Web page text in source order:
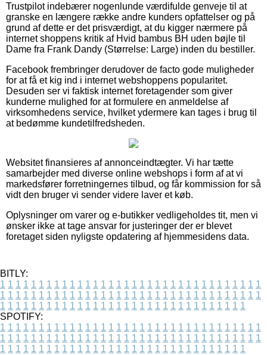
Trustpilot indebærer nogenlunde værdifulde genveje til at
granske en længere række andre kunders opfattelser og på
grund af dette er det prisværdigt, at du kigger nærmere på
internet shoppens kritik af Hvid bambus BH uden bøjle til
Dame fra Frank Dandy (Størrelse: Large) inden du bestiller.
Facebook frembringer derudover de facto gode muligheder
for at få et kig ind i internet webshoppens popularitet.
Desuden ser vi faktisk internet foretagender som giver
kunderne mulighed for at formulere en anmeldelse af
virksomhedens service, hvilket ydermere kan tages i brug til
at bedømme kundetilfredsheden.
Websitet finansieres af annonceindtægter. Vi har tætte
samarbejder med diverse online webshops i form af at vi
markedsfører forretningernes tilbud, og får kommission for så
vidt den bruger vi sender videre laver et køb.
Oplysninger om varer og e-butikker vedligeholdes tit, men vi
ønsker ikke at tage ansvar for justeringer der er blevet
foretaget siden nyligste opdatering af hjemmesidens data.
BITLY:
1 1 1 1 1 1 1 1 1 1 1 1 1 1 1 1 1 1 1 1 1 1 1 1 1 1 1 1 1 1 1 1 1 1
1 1 1 1 1 1 1 1 1 1 1 1 1 1 1 1 1 1 1 1 1 1 1 1 1 1 1 1 1 1 1 1 1 1
1 1 1 1 1 1 1 1 1 1 1 1 1 1 1 1 1 1 1 1 1 1 1 1 1 1 1 1 1 1 1 1
SPOTIFY:
1 1 1 1 1 1 1 1 1 1 1 1 1 1 1 1 1 1 1 1 1 1 1 1 1 1 1 1 1 1 1 1 1 1
1 1 1 1 1 1 1 1 1 1 1 1 1 1 1 1 1 1 1 1 1 1 1 1 1 1 1 1 1 1 1 1 1 1
1 1 1 1 1 1 1 1 1 1 1 1 1 1 1 1 1 1 1 1 1 1 1 1 1 1 1 1 1 1 1 1